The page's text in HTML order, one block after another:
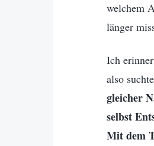
welchem
länger
Ich
also
gleicher
selbst
Mit dem